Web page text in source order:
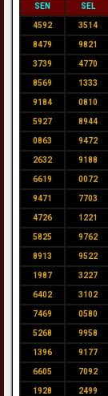
SEN SEL
4592 3514
8479 9821
3739 4770
8569 1333
9184 0810
5927 8944
0863 9472
2632 9188
6619 0072
9471 7703
4726 1221
5825 9762
8913 9522
1987 3227
6402 3102
7469 0580
5268 9958
1396 9177
6605 7092
1928 2499